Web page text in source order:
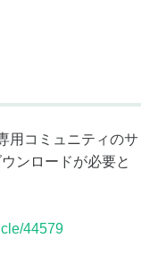
用コミュニティのサ
ンロードが必要と
44579